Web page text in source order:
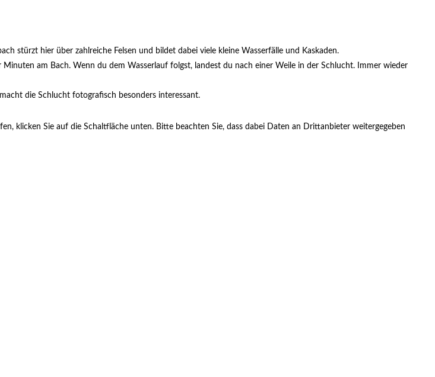
stürzt hier über zahlreiche Felsen und bildet dabei viele kleine Wasserfälle und Kaskaden.
Minuten am Bach. Wenn du dem Wasserlauf folgst, landest du nach einer Weile in der Schlucht. Immer wieder
die Schlucht fotografisch besonders interessant.
klicken Sie auf die Schaltfläche unten. Bitte beachten Sie, dass dabei Daten an Drittanbieter weitergegeben